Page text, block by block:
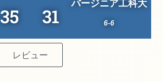
35 31
バージニア工科大
6-6
レビュー